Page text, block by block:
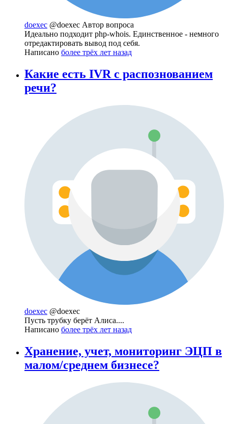
doexec @doexec Автор вопроса
Идеально подходит php-whois. Единственное - немного
отредактировать вывод под себя.
Написано более трёх лет назад
Какие есть IVR с распознованием
речи?
doexec @doexec
Пусть трубку берёт Алиса....
Написано более трёх лет назад
Хранение, учет, мониторинг ЭЦП в
малом/среднем бизнесе?